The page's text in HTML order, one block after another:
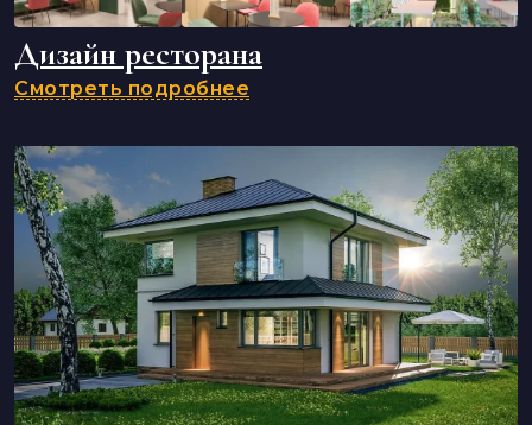
Дизайн ресторана
Смотреть подробнее